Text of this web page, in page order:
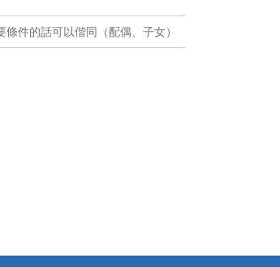
條件的話可以偕同（配偶、子女）